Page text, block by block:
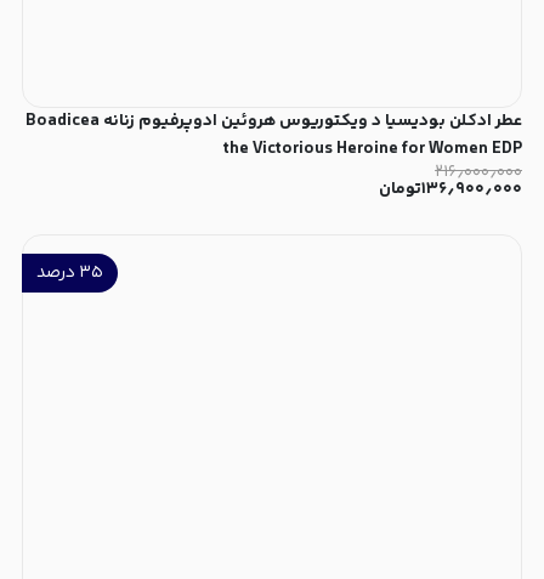
عطر ادکلن بودیسیا د ویکتوریوس هروئین ادوپرفیوم زنانه Boadicea
the Victorious Heroine for Women EDP
۲۱۶٫۰۰۰٫۰۰۰
۱۳۶٫۹۰۰٫۰۰۰تومان
۳۵ درصد